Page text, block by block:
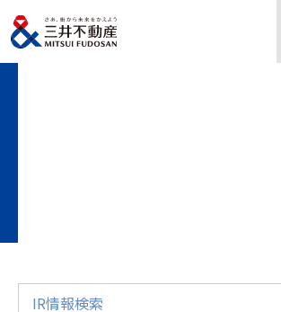
トップページ 会社情報
統合報告書2023